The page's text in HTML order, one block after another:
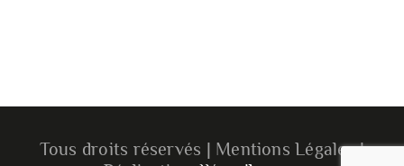
Tous droits réservés | Mentions Légales |